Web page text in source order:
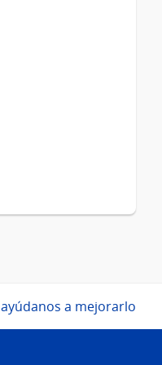
ayúdanos a mejorarlo